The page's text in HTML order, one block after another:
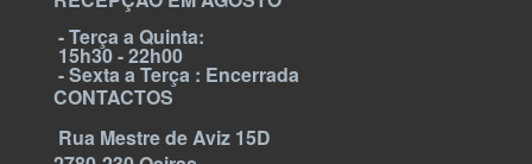
- Terça a Quinta:
15h30 - 22h00
- Sexta a Terça : Encerrada
CONTACTOS
Rua Mestre de Aviz 15D